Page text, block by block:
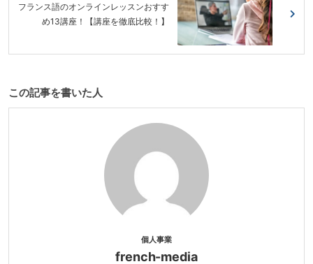
フランス語のオンラインレッスンおすす
め13講座！【講座を徹底比較！】
この記事を書いた人
個人事業
french-media